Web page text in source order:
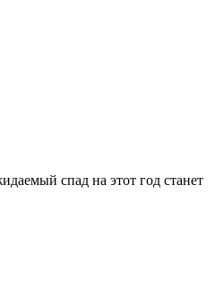
спад на этот год станет